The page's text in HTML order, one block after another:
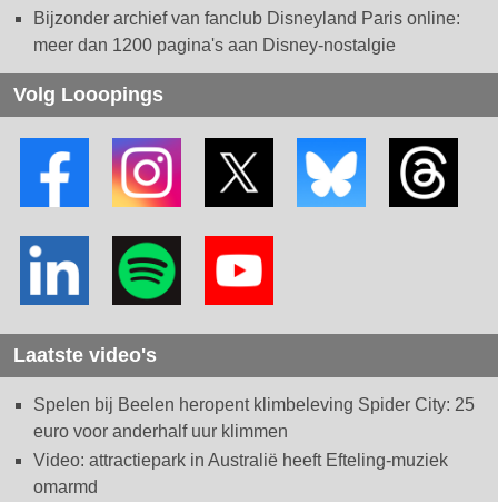
Bijzonder archief van fanclub Disneyland Paris online:
meer dan 1200 pagina's aan Disney-nostalgie
Volg Looopings
Laatste video's
Spelen bij Beelen heropent klimbeleving Spider City: 25
euro voor anderhalf uur klimmen
Video: attractiepark in Australië heeft Efteling-muziek
omarmd